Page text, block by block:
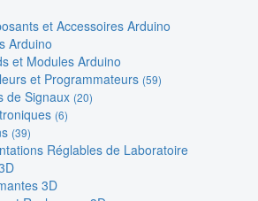
et Accessoires Arduino
Arduino
et Modules Arduino
et Programmateurs (59)
de Signaux (20)
(6)
(39)
Réglables de Laboratoire
3D